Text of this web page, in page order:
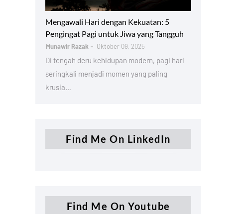
Mengawali Hari dengan Kekuatan: 5
Pengingat Pagi untuk Jiwa yang Tangguh
Munawir Razak Oktober 09, 2025
Di tengah deru kehidupan modern, pagi hari
seringkali menjadi momen yang paling
krusia…
Find Me On LinkedIn
Find Me On Youtube